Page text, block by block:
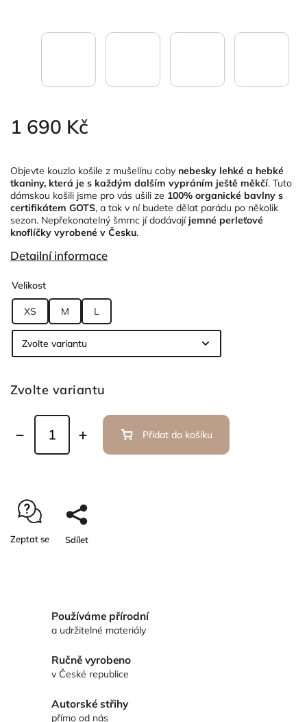
1 690 Kč
Objevte kouzlo košile z mušelínu coby nebesky lehké a hebké
tkaniny, která je s každým dalším vypráním ještě měkčí. Tuto
dámskou košili jsme pro vás ušili ze 100% organické bavlny s
certifikátem GOTS, a tak v ní budete dělat parádu po několik
sezon. Nepřekonatelný šmrnc jí dodávajíjemné perleťové
knoflíčky vyrobené v Česku.
Detailní informace
Velikost
XS M L
Zvolte variantu
Přidat do košíku
Zeptat se Sdílet
Používáme přírodní
a udržitelné materiály
Ručně vyrobeno
v České republice
Autorské střihy
přímo od nás